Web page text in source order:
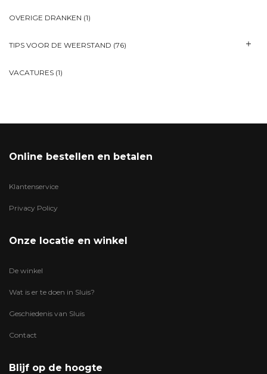
OVERIGE DRANKEN (1)
TIPS VOOR DE WEERSTAND (76)
VACATURES (1)
Online bestellen en betalen
Klantenservice
Privacy Policy
Onze locatie en winkel
De winkel
Wat is er te doen in Sluis?
Geschiedenis van Sluis
Contact
Blijf op de hoogte